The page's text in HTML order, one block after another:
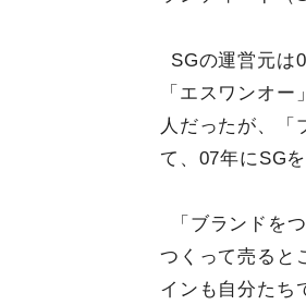
SGの運営元は
「エスワンオ
人だったが、「
て、07年にSG
「ブランドを
つくって売ると
インも自分たち